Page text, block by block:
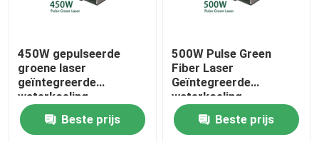
450W gepulseerde
groene laser
geïntegreerde
waterkoeling
nanoseconde
Beste prijs
500W Pulse Green
Fiber Laser
Geïntegreerde
waterkoeling
Nanoseconde
Beste prijs